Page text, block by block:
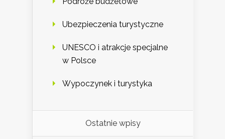
Ubezpieczenia turystyczne
UNESCO i atrakcje specjalne
w Polsce
Wypoczynek i turystyka
Ostatnie wpisy